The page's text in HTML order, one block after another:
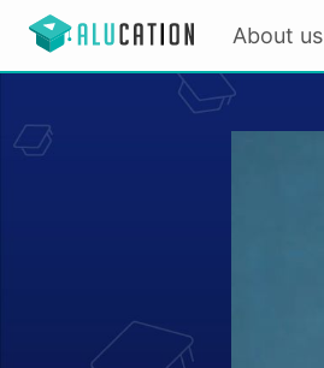
About us